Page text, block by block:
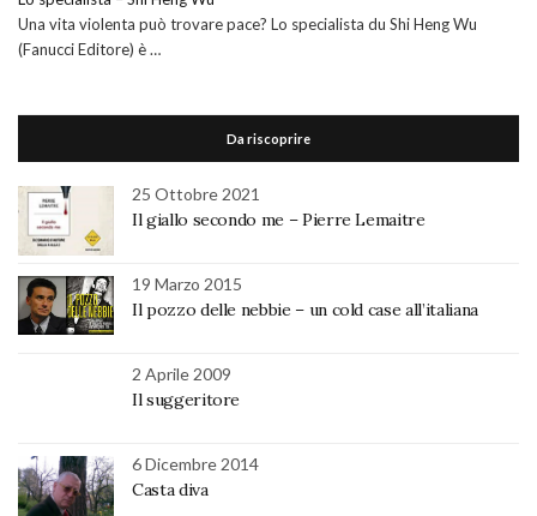
Una vita violenta può trovare pace? Lo specialista du Shi Heng Wu
(Fanucci Editore) è …
Da riscoprire
25 Ottobre 2021
Il giallo secondo me – Pierre Lemaitre
19 Marzo 2015
Il pozzo delle nebbie – un cold case all’italiana
2 Aprile 2009
Il suggeritore
6 Dicembre 2014
Casta diva